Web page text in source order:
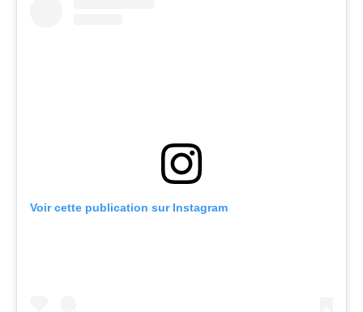
Voir cette publication sur Instagram